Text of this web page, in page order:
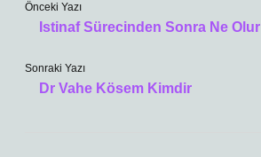
Önceki Yazı
Istinaf Sürecinden Sonra Ne Olur
Sonraki Yazı
Dr Vahe Kösem Kimdir